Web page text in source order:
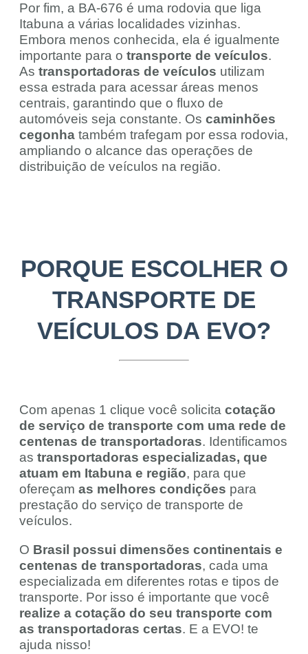
Por fim, a BA-676 é uma rodovia que liga
Itabuna a várias localidades vizinhas.
Embora menos conhecida, ela é igualmente
importante para o transporte de veículos.
As transportadoras de veículos utilizam
essa estrada para acessar áreas menos
centrais, garantindo que o fluxo de
automóveis seja constante. Os caminhões
cegonha também trafegam por essa rodovia,
ampliando o alcance das operações de
distribuição de veículos na região.
PORQUE ESCOLHER O
TRANSPORTE DE
VEÍCULOS DA EVO?
Com apenas 1 clique você solicita cotação
de serviço de transporte com uma rede de
centenas de transportadoras. Identificamos
as transportadoras especializadas, que
atuam em Itabuna e região, para que
ofereçam as melhores condições para
prestação do serviço de transporte de
veículos.
O Brasil possui dimensões continentais e
centenas de transportadoras, cada uma
especializada em diferentes rotas e tipos de
transporte. Por isso é importante que você
realize a cotação do seu transporte com
as transportadoras certas. E a EVO! te
ajuda nisso!